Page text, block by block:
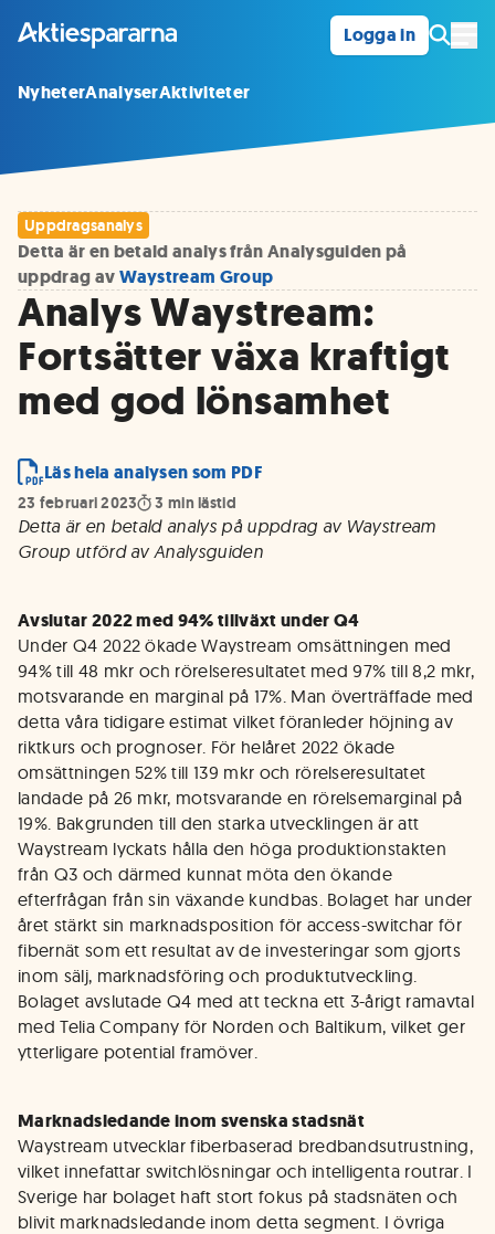
Logga in
NyheterAnalyserAktiviteter
Uppdragsanalys
Detta är en betald analys från Analysguiden på
uppdrag avWaystream Group
Analys Waystream:
Fortsätter växa kraftigt
med god lönsamhet
Läs hela analysen som PDF
23 februari 2023 3 min lästid
Detta är en betald analys på uppdrag av Waystream
Group utförd av Analysguiden
Avslutar 2022 med 94% tillväxt under Q4
Under Q4 2022 ökade Waystream omsättningen med
94% till 48 mkr och rörelseresultatet med 97% till 8,2 mkr,
motsvarande en marginal på 17%. Man överträffade med
detta våra tidigare estimat vilket föranleder höjning av
riktkurs och prognoser. För helåret 2022 ökade
omsättningen 52% till 139 mkr och rörelseresultatet
landade på 26 mkr, motsvarande en rörelsemarginal på
19%. Bakgrunden till den starka utvecklingen är att
Waystream lyckats hålla den höga produktionstakten
från Q3 och därmed kunnat möta den ökande
efterfrågan från sin växande kundbas. Bolaget har under
året stärkt sin marknadsposition för access-switchar för
fibernät som ett resultat av de investeringar som gjorts
inom sälj, marknadsföring och produktutveckling.
Bolaget avslutade Q4 med att teckna ett 3-årigt ramavtal
med Telia Company för Norden och Baltikum, vilket ger
ytterligare potential framöver.
Marknadsledande inom svenska stadsnät
Waystream utvecklar fiberbaserad bredbandsutrustning,
vilket innefattar switchlösningar och intelligenta routrar. I
Sverige har bolaget haft stort fokus på stadsnäten och
blivit marknadsledande inom detta segment. I övriga